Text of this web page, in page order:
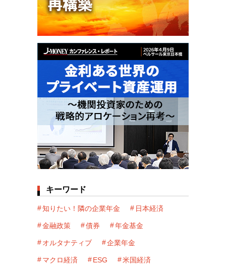
キーワード
知りたい！隣の企業年金 日本経済
金融政策 債券 年金基金
オルタナティブ 企業年金
マクロ経済 ESG 米国経済